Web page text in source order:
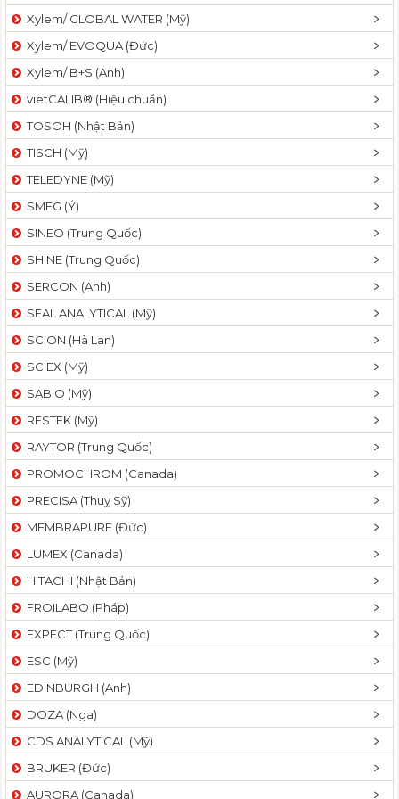
Xylem/ GLOBAL WATER (Mỹ)
Xylem/ EVOQUA (Đức)
Xylem/ B+S (Anh)
vietCALIB® (Hiệu chuẩn)
TOSOH (Nhật Bản)
TISCH (Mỹ)
TELEDYNE (Mỹ)
SMEG (Ý)
SINEO (Trung Quốc)
SHINE (Trung Quốc)
SERCON (Anh)
SEAL ANALYTICAL (Mỹ)
SCION (Hà Lan)
SCIEX (Mỹ)
SABIO (Mỹ)
RESTEK (Mỹ)
RAYTOR (Trung Quốc)
PROMOCHROM (Canada)
PRECISA (Thuỵ Sỹ)
MEMBRAPURE (Đức)
LUMEX (Canada)
HITACHI (Nhật Bản)
FROILABO (Pháp)
EXPECT (Trung Quốc)
ESC (Mỹ)
EDINBURGH (Anh)
DOZA (Nga)
CDS ANALYTICAL (Mỹ)
BRUKER (Đức)
AURORA (Canada)